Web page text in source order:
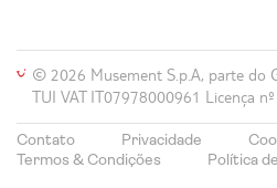
© 2026 Musement S.p.A, parte do
TUI VAT IT07978000961 Licença
Contato Privacidade
Termos & Condições
Política